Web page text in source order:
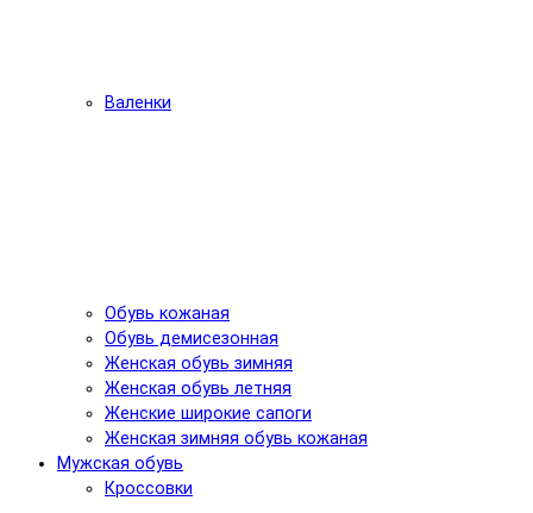
Валенки
Обувь кожаная
Обувь демисезонная
Женская обувь зимняя
Женская обувь летняя
Женские широкие сапоги
Женская зимняя обувь кожаная
Мужская обувь
Кроссовки